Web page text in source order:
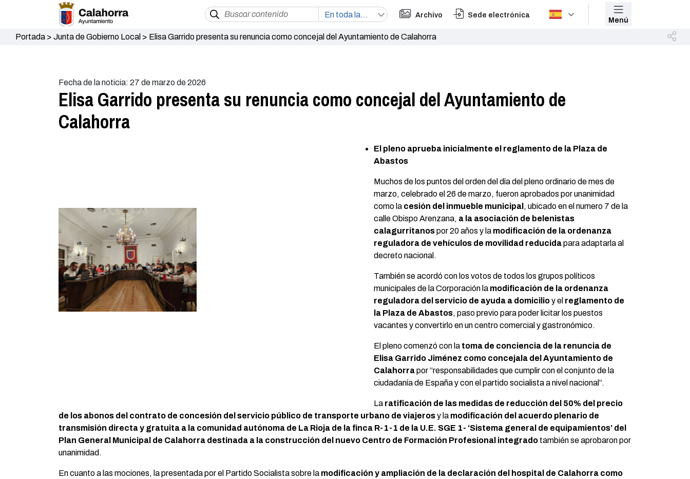
Archivo Sede electrónica
Menú
Portada> Junta de Gobierno Local > Elisa Garrido presenta su renuncia como concejal del Ayuntamiento de Calahorra
Fecha de la noticia: 27 de marzo de 2026
Elisa Garrido presenta su renuncia como concejal del Ayuntamiento de
Calahorra
El pleno aprueba inicialmente el reglamento de la Plaza de
Abastos
Muchos de los puntos del orden del día del pleno ordinario de mes de
marzo, celebrado el 26 de marzo, fueron aprobados por unanimidad
como la cesión del inmueble municipal , ubicado en el numero 7 de la
calle Obispo Arenzana, a la asociación de belenistas
calagurritanospor 20 años y la modificación de la ordenanza
reguladora de vehículos de movilidad reducidapara adaptarla al
decreto nacional.
También se acordó con los votos de todos los grupos políticos
municipales de la Corporación la modificación de la ordenanza
reguladora del servicio de ayuda a domicilioy el reglamento de
la Plaza de Abastos, paso previo para poder licitar los puestos
vacantes y convertirlo en un centro comercial y gastronómico.
El pleno comenzó con la toma de conciencia de la renuncia de
Elisa Garrido Jiménez como concejala del Ayuntamiento de
Calahorrapor “responsabilidades que cumplir con el conjunto de la
ciudadanía de España y con el partido socialista a nivel nacional”.
La ratificación de las medidas de reducción del 50% del precio
de los abonos del contrato de concesión del servicio público de transporte urbano de viajerosy la modificación del acuerdo plenario de
transmisión directa y gratuita a la comunidad autónoma de La Rioja de la finca R-1-1 de la U.E. SGE 1- ‘Sistema general de equipamientos’ del
Plan General Municipal de Calahorra destinada a la construcción del nuevo Centro de Formación Profesional integrado también se aprobaron por
unanimidad.
En cuanto a las mociones, la presentada por el Partido Socialista sobre la modificación y ampliación de la declaración del hospital de Calahorra como